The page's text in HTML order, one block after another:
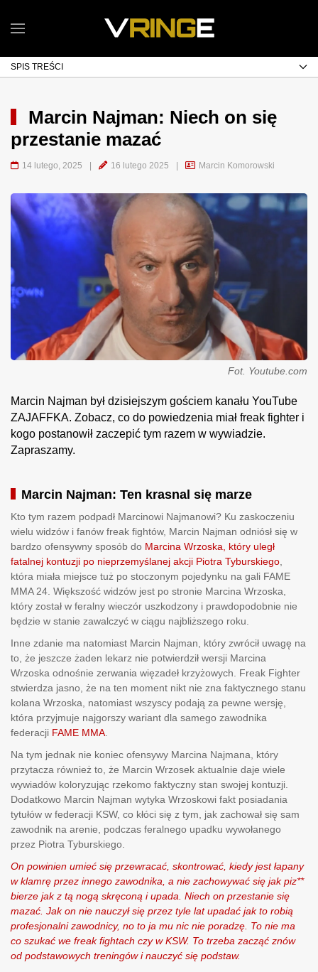
SPIS TREŚCI
Marcin Najman: Niech on się
przestanie mazać
14 lutego, 2025 | 16 lutego 2025 | Marcin Komorowski
Fot. Youtube.com
Marcin Najman był dzisiejszym gościem kanału YouTube
ZAJAFFKA. Zobacz, co do powiedzenia miał freak fighter i
kogo postanowił zaczepić tym razem w wywiadzie.
Zapraszamy.
Marcin Najman: Ten krasnal się marze
Kto tym razem podpadł Marcinowi Najmanowi? Ku zaskoczeniu
wielu widzów i fanów freak fightów, Marcin Najman odniósł się w
bardzo ofensywny sposób do Marcina Wrzoska, który uległ
fatalnej kontuzji po nieprzemyślanej akcji Piotra Tyburskiego
która miała miejsce tuż po stoczonym pojedynku na gali FAME
MMA 24. Większość widzów jest po stronie Marcina Wrzoska,
który został w feralny wieczór uszkodzony i prawdopodobnie nie
będzie w stanie zawalczyć w ciągu najbliższego roku.
Inne zdanie ma natomiast Marcin Najman, który zwrócił uwagę na
to, że jeszcze żaden lekarz nie potwierdził wersji Marcina
Wrzoska odnośnie zerwania więzadeł krzyżowych. Freak Fighter
stwierdza jasno, że na ten moment nikt nie zna faktycznego stanu
kolana Wrzoska, natomiast wszyscy podają za pewne wersję,
która przyjmuje najgorszy wariant dla samego zawodnika
federacji FAME MMA
Na tym jednak nie koniec ofensywy Marcina Najmana, który
przytacza również to, że Marcin Wrzosek aktualnie daje wiele
wywiadów koloryzując rzekomo faktyczny stan swojej kontuzji.
Dodatkowo Marcin Najman wytyka Wrzoskowi fakt posiadania
tytułów w federacji KSW, co kłóci się z tym, jak zachował się sam
zawodnik na arenie, podczas feralnego upadku wywołanego
przez Piotra Tyburskiego.
On powinien umieć się przewracać, skontrować, kiedy jest łapany
w klamrę przez innego zawodnika, a nie zachowywać się jak piz**
bierze jak z tą nogą skręconą i upada. Niech on przestanie się
mazać. Jak on nie nauczył się przez tyle lat upadać jak to robią
profesjonalni zawodnicy, no to ja mu nic nie poradzę. To nie ma
co szukać we freak fightach czy w KSW. To trzeba zacząć znów
od podstawowych treningów i nauczyć się podstaw.